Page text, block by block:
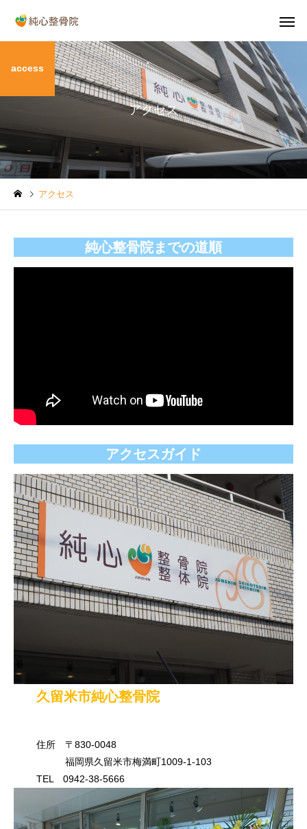
首の痛み 肩の痛
産後の骨盤 O脚・X
健康情報
「巻き肩」による肩こりや
【2026年】GW中、交
ご注意ください
アクセス
access
アクセス
純心整骨院までの道順
アクセスガイド
久留米市純心整骨院
住所 〒830-0048
福岡県久留米市梅満町1009-1-103
TEL 0942-38-5666